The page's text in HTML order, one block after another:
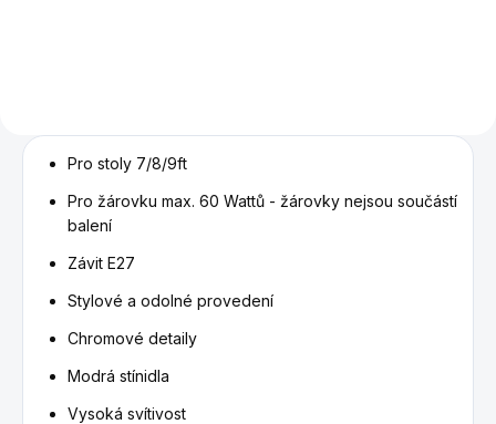
Pro stoly 7/8/9ft
Pro žárovku max. 60 Wattů - žárovky nejsou součástí
balení
Závit E27
Stylové a odolné provedení
Chromové detaily
Modrá stínidla
Vysoká svítivost